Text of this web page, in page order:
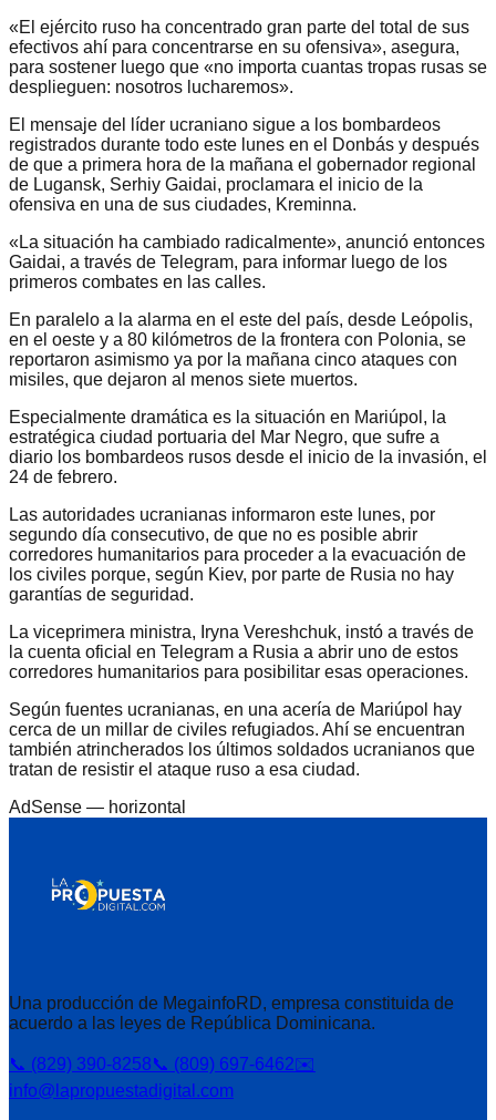
«El ejército ruso ha concentrado gran parte del total de sus
efectivos ahí para concentrarse en su ofensiva», asegura,
para sostener luego que «no importa cuantas tropas rusas se
desplieguen: nosotros lucharemos».
El mensaje del líder ucraniano sigue a los bombardeos
registrados durante todo este lunes en el Donbás y después
de que a primera hora de la mañana el gobernador regional
de Lugansk, Serhiy Gaidai, proclamara el inicio de la
ofensiva en una de sus ciudades, Kreminna.
«La situación ha cambiado radicalmente», anunció entonces
Gaidai, a través de Telegram, para informar luego de los
primeros combates en las calles.
En paralelo a la alarma en el este del país, desde Leópolis,
en el oeste y a 80 kilómetros de la frontera con Polonia, se
reportaron asimismo ya por la mañana cinco ataques con
misiles, que dejaron al menos siete muertos.
Especialmente dramática es la situación en Mariúpol, la
estratégica ciudad portuaria del Mar Negro, que sufre a
diario los bombardeos rusos desde el inicio de la invasión, el
24 de febrero.
Las autoridades ucranianas informaron este lunes, por
segundo día consecutivo, de que no es posible abrir
corredores humanitarios para proceder a la evacuación de
los civiles porque, según Kiev, por parte de Rusia no hay
garantías de seguridad.
La viceprimera ministra, Iryna Vereshchuk, instó a través de
la cuenta oficial en Telegram a Rusia a abrir uno de estos
corredores humanitarios para posibilitar esas operaciones.
Según fuentes ucranianas, en una acería de Mariúpol hay
cerca de un millar de civiles refugiados. Ahí se encuentran
también atrincherados los últimos soldados ucranianos que
tratan de resistir el ataque ruso a esa ciudad.
AdSense — horizontal
Una producción de MegainfoRD, empresa constituida de
acuerdo a las leyes de República Dominicana.
📞 (829) 390-8258📞 (809) 697-6462✉️
info@lapropuestadigital.com